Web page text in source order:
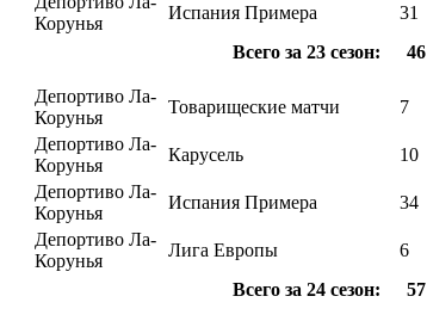
Корунья
Испания Примера 31
Всего за 23 сезон:
46
Депортиво Ла-
Корунья
Товарищеские матчи 7
Депортиво Ла-
Корунья
Карусель 10
Депортиво Ла-
Корунья
Испания Примера 34
Депортиво Ла-
Корунья
Лига Европы 6
Всего за 24 сезон:
57